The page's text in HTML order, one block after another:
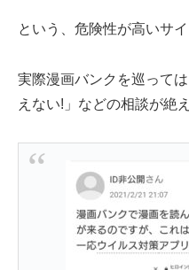
という、危険性が高いサイ
実際漫画バンクを巡って
えない!」などの相談が絶